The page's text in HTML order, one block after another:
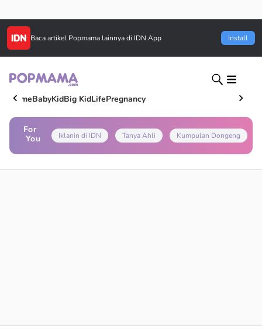
Baca artikel Popmama lainnya di IDN App Install
HomeBabyKidBig KidLifePregnancy
For
You
Iklanin di IDN Tanya Ahli Kumpulan Dongeng